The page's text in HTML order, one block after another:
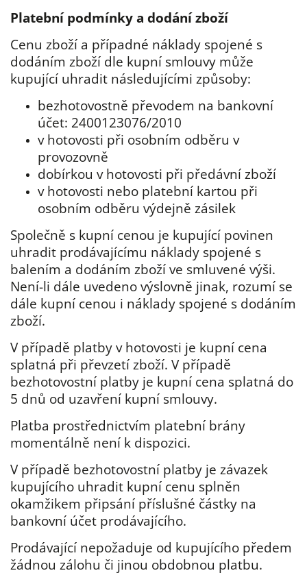
Platební podmínky a dodání zboží
Cenu zboží a případné náklady spojené s
dodáním zboží dle kupní smlouvy může
kupující uhradit následujícími způsoby:
bezhotovostně převodem na bankovní
účet: 2400123076/2010
v hotovosti při osobním odběru v
provozovně
dobírkou v hotovosti při předávní zboží
v hotovosti nebo platební kartou při
osobním odběru výdejně zásilek
Společně s kupní cenou je kupující povinen
uhradit prodávajícímu náklady spojené s
balením a dodáním zboží ve smluvené výši.
Není-li dále uvedeno výslovně jinak, rozumí se
dále kupní cenou i náklady spojené s dodáním
zboží.
V případě platby v hotovosti je kupní cena
splatná při převzetí zboží. V případě
bezhotovostní platby je kupní cena splatná do
5 dnů od uzavření kupní smlouvy.
Platba prostřednictvím platební brány
momentálně není k dispozici.
V případě bezhotovostní platby je závazek
kupujícího uhradit kupní cenu splněn
okamžikem připsání příslušné částky na
bankovní účet prodávajícího.
Prodávající nepožaduje od kupujícího předem
žádnou zálohu či jinou obdobnou platbu.